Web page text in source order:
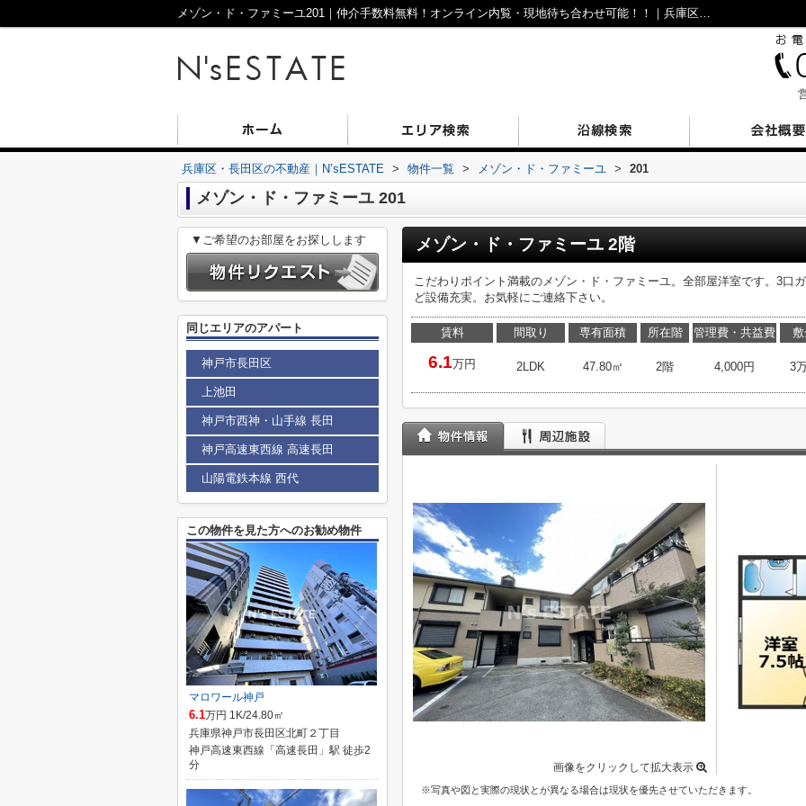
メゾン・ド・ファミーユ201｜仲介手数料無料！オンライン内覧・現地待ち合わせ可能！！｜兵庫区・長田区の不動産｜N’sESTATE
兵庫区・長田区の不動産｜N’sESTATE > 物件一覧 > メゾン・ド・ファミーユ > 201
メゾン・ド・ファミーユ 201
メゾン・ド・ファミーユ 2階
こだわりポイント満載のメゾン・ド・ファミーユ。全部屋洋室です。3口
ど設備充実。お気軽にご連絡下さい。
賃料
6.1万円
間取り
2LDK
専有面積
47.80㎡
所在階
2階
管理費・共益費
4,000円 3
画像をクリックして拡大表示
※写真や図と実際の現状とが異なる場合は現状を優先させていただきます。
▼ご希望のお部屋をお探しします
同じエリアのアパート
神戸市長田区
上池田
神戸市西神・山手線 長田
神戸高速東西線 高速長田
山陽電鉄本線 西代
この物件を見た方へのお勧め物件
マロワール神戸
6.1万円 1K/24.80㎡
兵庫県神戸市長田区北町２丁目
神戸高速東西線「高速長田」駅 徒歩2
分